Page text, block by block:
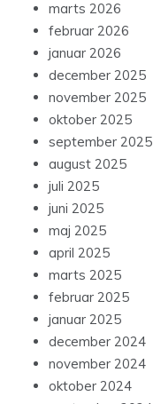
marts 2026
februar 2026
januar 2026
december 2025
november 2025
oktober 2025
september 2025
august 2025
juli 2025
juni 2025
maj 2025
april 2025
marts 2025
februar 2025
januar 2025
december 2024
november 2024
oktober 2024